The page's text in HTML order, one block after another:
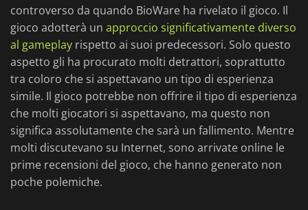
controverso da quando BioWare ha rivelato il gioco. Il
gioco adotterà un approccio significativamente diverso
al gameplay rispetto ai suoi predecessori. Solo questo
aspetto gli ha procurato molti detrattori, soprattutto
tra coloro che si aspettavano un tipo di esperienza
simile. Il gioco potrebbe non offrire il tipo di esperienza
che molti giocatori si aspettavano, ma questo non
significa assolutamente che sarà un fallimento. Mentre
molti discutevano su Internet, sono arrivate online le
prime recensioni del gioco, che hanno generato non
poche polemiche.